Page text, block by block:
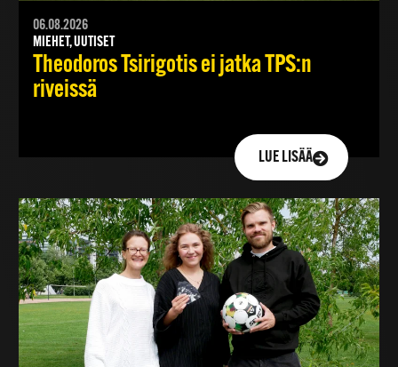
06.08.2026
MIEHET, UUTISET
Theodoros Tsirigotis ei jatka TPS:n
riveissä
LUE LISÄÄ